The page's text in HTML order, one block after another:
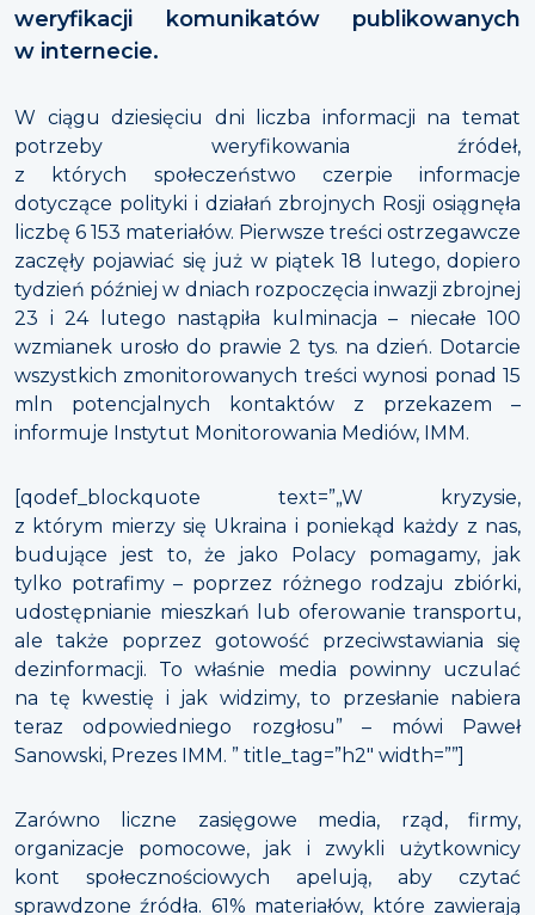
weryfikacji komunikatów publikowanych
w internecie.
W ciągu dziesięciu dni liczba informacji na temat
potrzeby weryfikowania źródeł,
z których społeczeństwo czerpie informacje
dotyczące polityki i działań zbrojnych Rosji osiągnęła
liczbę 6 153 materiałów. Pierwsze treści ostrzegawcze
zaczęły pojawiać się już w piątek 18 lutego, dopiero
tydzień później w dniach rozpoczęcia inwazji zbrojnej
23 i 24 lutego nastąpiła kulminacja – niecałe 100
wzmianek urosło do prawie 2 tys. na dzień. Dotarcie
wszystkich zmonitorowanych treści wynosi ponad 15
mln potencjalnych kontaktów z przekazem –
informuje Instytut Monitorowania Mediów, IMM.
[qodef_blockquote text=”„W kryzysie,
z którym mierzy się Ukraina i poniekąd każdy z nas,
budujące jest to, że jako Polacy pomagamy, jak
tylko potrafimy – poprzez różnego rodzaju zbiórki,
udostępnianie mieszkań lub oferowanie transportu,
ale także poprzez gotowość przeciwstawiania się
dezinformacji. To właśnie media powinny uczulać
na tę kwestię i jak widzimy, to przesłanie nabiera
teraz odpowiedniego rozgłosu” – mówi Paweł
Sanowski, Prezes IMM. ” title_tag=”h2″ width=””]
Zarówno liczne zasięgowe media, rząd, firmy,
organizacje pomocowe, jak i zwykli użytkownicy
kont społecznościowych apelują, aby czytać
sprawdzone źródła. 61% materiałów, które zawierają